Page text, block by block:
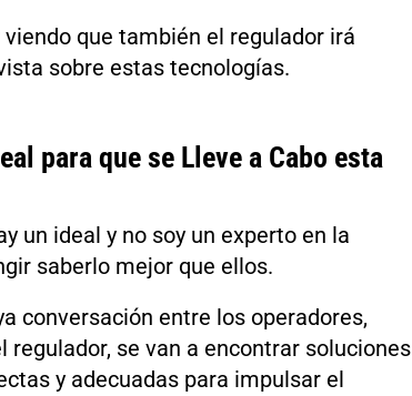
que también el regulador irá
sobre estas tecnologías.
para que se Lleve a Cabo esta
un ideal y no soy un experto en la
saberlo mejor que ellos.
conversación entre los operadores,
regulador, se van a encontrar soluciones
y adecuadas para impulsar el